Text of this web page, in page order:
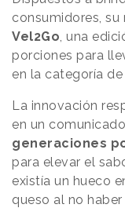
consumidores, su
Vel2Go , una
porciones para
en la categoría
La innovación
en un
generaciones
para elevar el
existía un hueco
queso al no